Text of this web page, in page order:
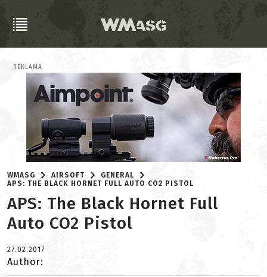
REKLAMA
WMASG AIRSOFT
GENERAL
APS: THE BLACK HORNET FULL AUTO CO2 PISTOL
APS: The Black Hornet Full
Auto CO2 Pistol
27.02.2017
Author: